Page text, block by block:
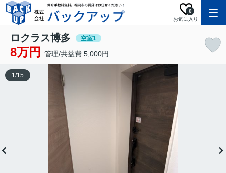
お気に入り
0
ロクラス博多 空室1
8万円 管理/共益費 5,000円
1/15